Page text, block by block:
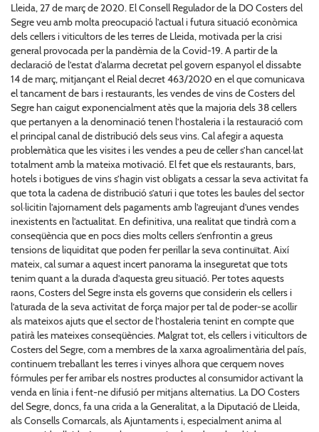
Lleida, 27 de març de 2020. El Consell Regulador de la DO Costers del
Segre veu amb molta preocupació l’actual i futura situació econòmica
dels cellers i viticultors de les terres de Lleida, motivada per la crisi
general provocada per la pandèmia de la Covid-19. A partir de la
declaració de l’estat d’alarma decretat pel govern espanyol el dissabte
14 de març, mitjançant el Reial decret 463/2020 en el que comunicava
el tancament de bars i restaurants, les vendes de vins de Costers del
Segre han caigut exponencialment atès que la majoria dels 38 cellers
que pertanyen a la denominació tenen l’hostaleria i la restauració com
el principal canal de distribució dels seus vins. Cal afegir a aquesta
problemàtica que les visites i les vendes a peu de celler s’han cancel·lat
totalment amb la mateixa motivació. El fet que els restaurants, bars,
hotels i botigues de vins s’hagin vist obligats a cessar la seva activitat fa
que tota la cadena de distribució s’aturi i que totes les baules del sector
sol·licitin l’ajornament dels pagaments amb l’agreujant d’unes vendes
inexistents en l’actualitat. En definitiva, una realitat que tindrà com a
conseqüència que en pocs dies molts cellers s’enfrontin a greus
tensions de liquiditat que poden fer perillar la seva continuïtat. Així
mateix, cal sumar a aquest incert panorama la inseguretat que tots
tenim quant a la durada d’aquesta greu situació. Per totes aquests
raons, Costers del Segre insta els governs que considerin els cellers i
l’aturada de la seva activitat de força major per tal de poder-se acollir
als mateixos ajuts que el sector de l’hostaleria tenint en compte que
patirà les mateixes conseqüències. Malgrat tot, els cellers i viticultors de
Costers del Segre, com a membres de la xarxa agroalimentària del país,
continuem treballant les terres i vinyes alhora que cerquem noves
fórmules per fer arribar els nostres productes al consumidor activant la
venda en línia i fent-ne difusió per mitjans alternatius. La DO Costers
del Segre, doncs, fa una crida a la Generalitat, a la Diputació de Lleida,
als Consells Comarcals, als Ajuntaments i, especialment anima al